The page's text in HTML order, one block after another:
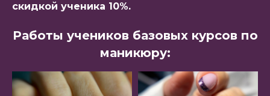
скидкой ученика 10%.
Работы учеников базовых курсов по
маникюру: